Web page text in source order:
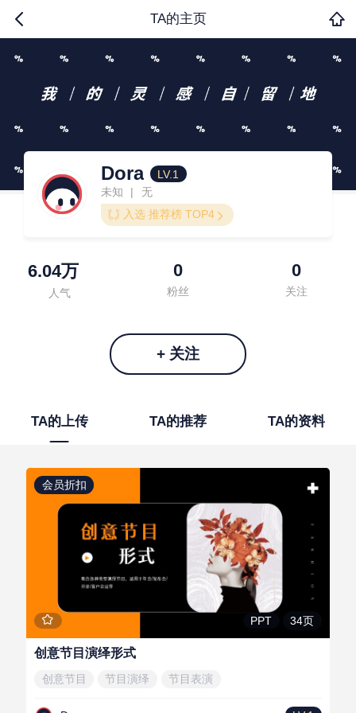
TA的主页
Dora
LV.1
未知
|
无
入选 推荐榜 TOP4
6.04万
人气
0
粉丝
0
关注
+ 关注
TA的上传 TA的推荐 TA的资料
会员折扣
PPT 34页
创意节目演绎形式
创意节目 节目演绎 节目表演